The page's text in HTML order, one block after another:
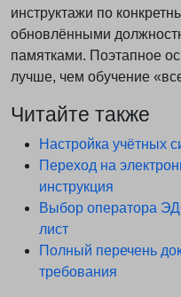
инструктажи по
обновлёнными
памятками. Поэтапное
лучше, чем обучение
Читайте также
Настройка учётных
Переход на
инструкция
Выбор оператора
лист
Полный перечень
требования